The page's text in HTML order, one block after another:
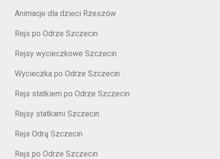
Animacje dla dzieci Rzeszów
Rejs po Odrze Szczecin
Rejsy wycieczkowe Szczecin
Wycieczka po Odrze Szczecin
Rejs statkiem po Odrze Szczecin
Rejsy statkami Szczecin
Rejs Odrą Szczecin
Rejs po Odrze Szczecin